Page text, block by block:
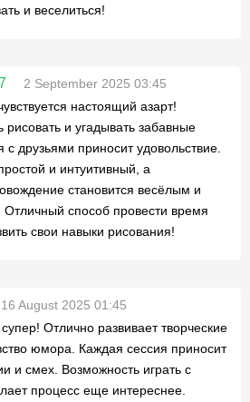
и веселиться!
2 September 2025 03:45
настоящий азарт!
рисовать и угадывать забавные
с друзьями приносит удовольствие.
и интуитивный, а
становится весёлым и
Отличный способ провести время
свои навыки рисования!
16 August 2025 01:45
Отлично развивает творческие
юмора. Каждая сессия приносит
и смех. Возможность играть с
процесс еще интереснее.